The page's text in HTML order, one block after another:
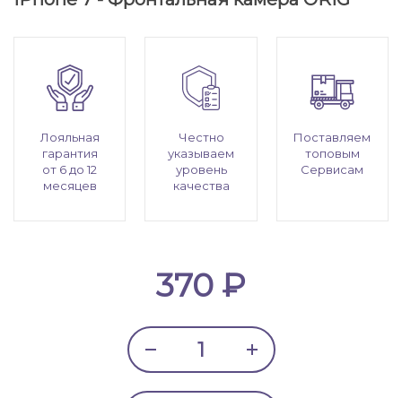
Лояльная
гарантия
от 6 до 12
месяцев
Честно
указываем
уровень
качества
Поставляем
топовым
Сервисам
370 ₽